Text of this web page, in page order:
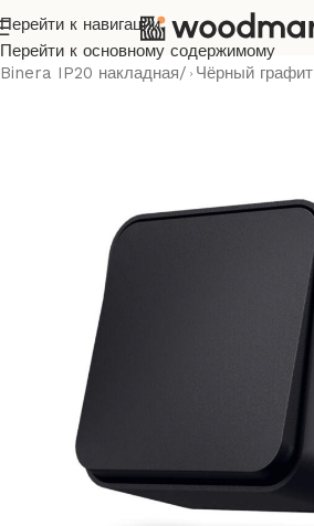
Перейти к навигации
Перейти к основному содержимому
Главная/ Розетки и выключатели/
Binera IP20 накладная/ Чёрный графит